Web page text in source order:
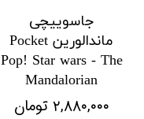
جاسوییچی
ماندالورین Pocket
Pop! Star wars - The
Mandalorian
۲,۸۸۰,۰۰۰ تومان